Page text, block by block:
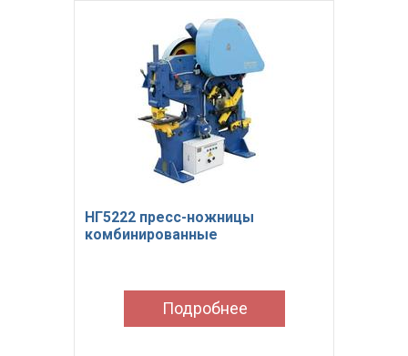
НГ5222 пресс-ножницы
комбинированные
Подробнее